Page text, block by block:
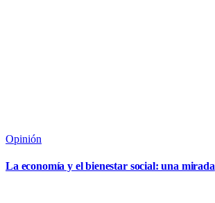
Opinión
La economía y el bienestar social: una mirada